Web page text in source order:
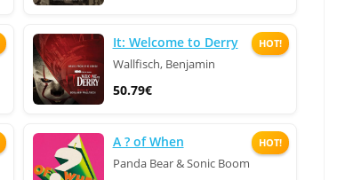
HOT!
It: Welcome to Derry
Wallfisch, Benjamin
50.79€
HOT!
A ? of When
Panda Bear & Sonic Boom